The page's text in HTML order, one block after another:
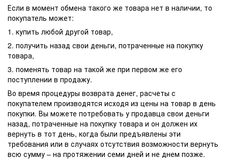
Если в момент обмена такого же товара нет в наличии, то
покупатель может:
1. купить любой другой товар,
2. получить назад свои деньги, потраченные на покупку
товара,
3. поменять товар на такой же при первом же его
поступлении в продажу.
Во время процедуры возврата денег, расчеты с
покупателем производятся исходя из цены на товар в день
покупки. Вы можете потребовать у продавца свои деньги
назад, потраченные на покупку товара и он должен их
вернуть в тот день, когда были предъявлены эти
требования или в случаях отсутствия возможности вернуть
всю сумму – на протяжении семи дней и не днем позже.